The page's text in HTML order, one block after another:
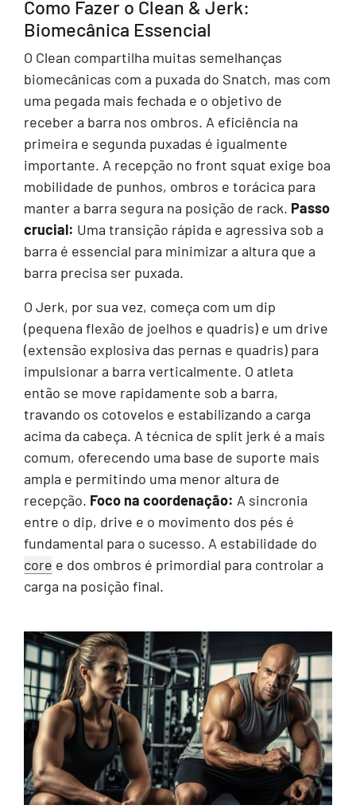
Como Fazer o Clean & Jerk:
Biomecânica Essencial
O Clean compartilha muitas semelhanças
biomecânicas com a puxada do Snatch, mas com
uma pegada mais fechada e o objetivo de
receber a barra nos ombros. A eficiência na
primeira e segunda puxadas é igualmente
importante. A recepção no front squat exige boa
mobilidade de punhos, ombros e torácica para
manter a barra segura na posição de rack. Passo
crucial: Uma transição rápida e agressiva sob a
barra é essencial para minimizar a altura que a
barra precisa ser puxada.
O Jerk, por sua vez, começa com um dip
(pequena flexão de joelhos e quadris) e um drive
(extensão explosiva das pernas e quadris) para
impulsionar a barra verticalmente. O atleta
então se move rapidamente sob a barra,
travando os cotovelos e estabilizando a carga
acima da cabeça. A técnica de split jerk é a mais
comum, oferecendo uma base de suporte mais
ampla e permitindo uma menor altura de
recepção. Foco na coordenação: A sincronia
entre o dip, drive e o movimento dos pés é
fundamental para o sucesso. A estabilidade do
core e dos ombros é primordial para controlar a
carga na posição final.